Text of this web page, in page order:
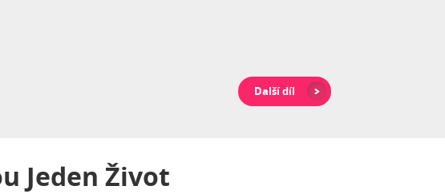
Další díl
Jeden Život